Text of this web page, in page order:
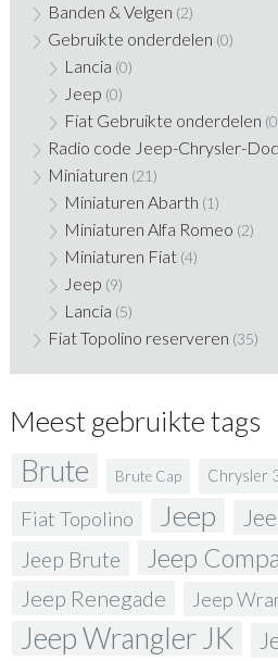
Banden & Velgen (2)
Gebruikte onderdelen (0)
Lancia (0)
Jeep (0)
Fiat Gebruikte onderdelen
Radio code Jeep-Chrysler-
Miniaturen (21)
Miniaturen Abarth (1)
Miniaturen Alfa Romeo (2)
Miniaturen Fiat (4)
Jeep (9)
Lancia (5)
Fiat Topolino reserveren (35)
Meest gebruikte tags
Brute Brute Cap Chrysler
Fiat Topolino Jeep
Jeep Brute Jeep
Jeep Renegade Jeep
Jeep Wrangler JK